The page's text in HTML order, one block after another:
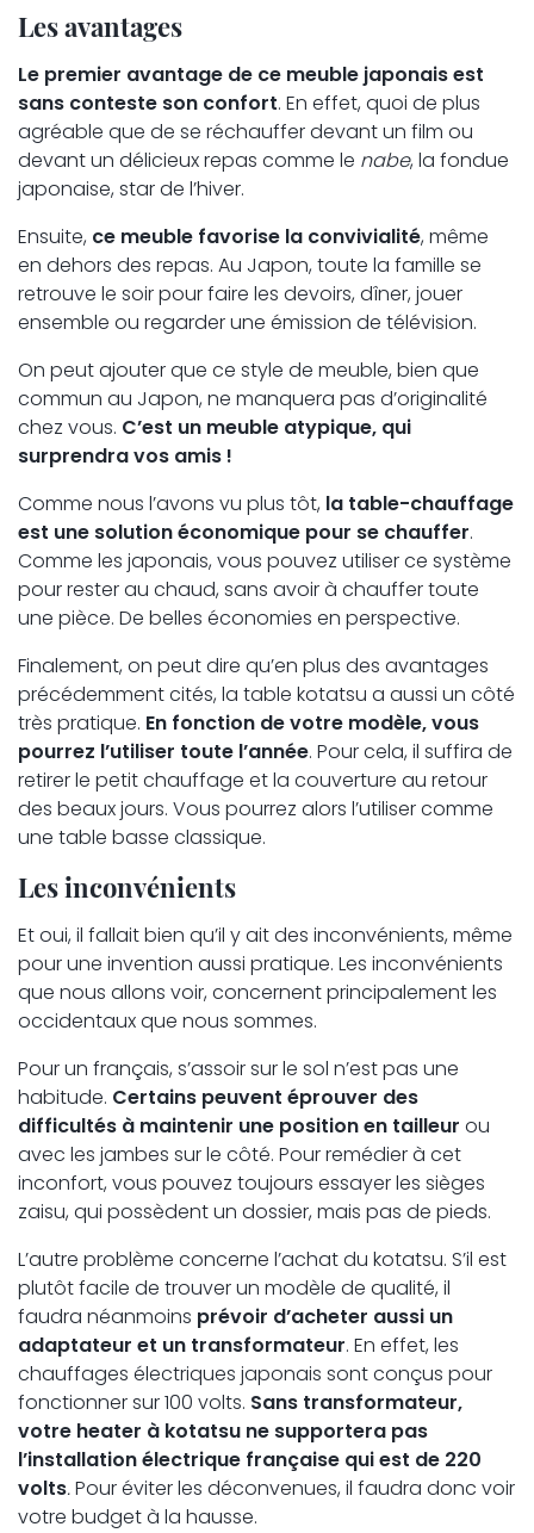
Les avantages
Le premier avantage de ce meuble japonais est
sans conteste son confort. En effet, quoi de plus
agréable que de se réchauffer devant un film ou
devant un délicieux repas comme le nabe, la fondue
japonaise, star de l’hiver.
Ensuite, ce meuble favorise la convivialité, même
en dehors des repas. Au Japon, toute la famille se
retrouve le soir pour faire les devoirs, dîner, jouer
ensemble ou regarder une émission de télévision.
On peut ajouter que ce style de meuble, bien que
commun au Japon, ne manquera pas d’originalité
chez vous. C’est un meuble atypique, qui
surprendra vos amis !
Comme nous l’avons vu plus tôt, la table-chauffage
est une solution économique pour se chauffer.
Comme les japonais, vous pouvez utiliser ce système
pour rester au chaud, sans avoir à chauffer toute
une pièce. De belles économies en perspective.
Finalement, on peut dire qu’en plus des avantages
précédemment cités, la table kotatsu a aussi un côté
très pratique. En fonction de votre modèle, vous
pourrez l’utiliser toute l’année. Pour cela, il suffira de
retirer le petit chauffage et la couverture au retour
des beaux jours. Vous pourrez alors l’utiliser comme
une table basse classique.
Les inconvénients
Et oui, il fallait bien qu’il y ait des inconvénients, même
pour une invention aussi pratique. Les inconvénients
que nous allons voir, concernent principalement les
occidentaux que nous sommes.
Pour un français, s’assoir sur le sol n’est pas une
habitude. Certains peuvent éprouver des
difficultés à maintenir une position en tailleur ou
avec les jambes sur le côté. Pour remédier à cet
inconfort, vous pouvez toujours essayer les sièges
zaisu, qui possèdent un dossier, mais pas de pieds.
L’autre problème concerne l’achat du kotatsu. S’il est
plutôt facile de trouver un modèle de qualité, il
faudra néanmoins prévoir d’acheter aussi un
adaptateur et un transformateur. En effet, les
chauffages électriques japonais sont conçus pour
fonctionner sur 100 volts. Sans transformateur,
votre heater à kotatsu ne supportera pas
l’installation électrique française qui est de 220
volts.Pour éviter les déconvenues, il faudra donc voir
votre budget à la hausse.